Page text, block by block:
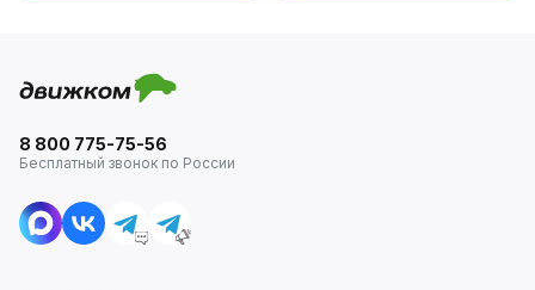
8 800 775-75-56
Бесплатный звонок по России